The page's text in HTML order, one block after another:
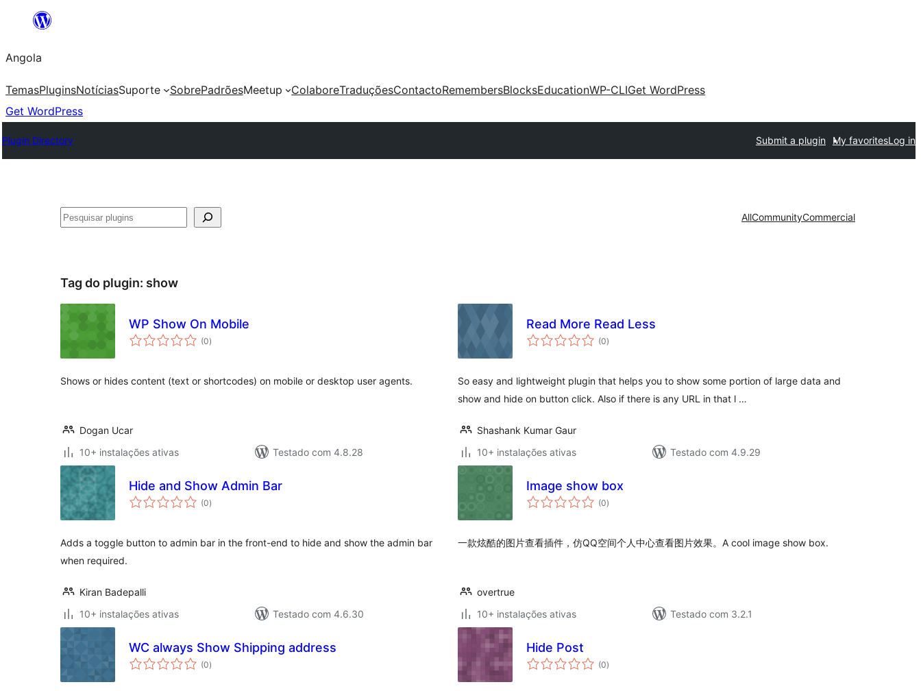
Saltar
o
conteúdo
Angola
TemasPluginsNotíciasSuporte SobrePadrõesMeetup ColaboreTraduçõesContactoRemembersBlocksEducationWP-CLIGet WordPress
Get WordPress
Plugin Directory Submit a plugin My favoritesLog in
Pesquisar AllCommunityCommercial
Tag do plugin: show
WP Show On Mobile
(0avaliações
totais
)
Shows or hides content (text or shortcodes) on mobile or desktop user agents.
Dogan Ucar
10+ instalações ativas
Testado com 4.8.28
Read More Read Less
(0avaliações
totais
)
So easy and lightweight plugin that helps you to show some portion of large data and
show and hide on button click. Also if there is any URL in that l …
Shashank Kumar Gaur
10+ instalações ativas
Testado com 4.9.29
Hide and Show Admin Bar
(0avaliações
totais
)
Adds a toggle button to admin bar in the front-end to hide and show the admin bar
when required.
Kiran Badepalli
10+ instalações ativas
Testado com 4.6.30
Image show box
(0avaliações
totais
)
一款炫酷的图片查看插件，仿QQ空间个人中心查看图片效果。A cool image show box.
overtrue
10+ instalações ativas
Testado com 3.2.1
WC always Show Shipping address
(0avaliações
totais
)
Hide Post
(0avaliações
totais
)